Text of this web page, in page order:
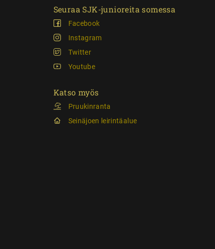
Seuraa SJK-junioreita somessa
Facebook
Instagram
Twitter
Youtube
Katso myös
Pruukinranta
Seinäjoen leirintäalue